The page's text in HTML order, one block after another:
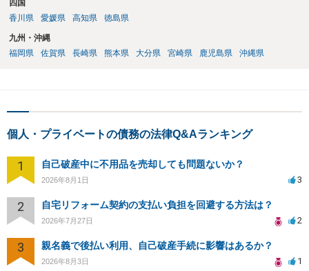
四国
香川県
愛媛県 高知県 徳島県
九州・沖縄
福岡県
佐賀県 長崎県 熊本県 大分県 宮崎県 鹿児島県 沖縄県
個人・プライベートの債務の法律Q&Aランキング
1 自己破産中に不用品を売却しても問題ないか？
2026年8月1日 3
2 自宅リフォーム契約の支払い負担を回避する方法は？
2026年7月27日 2
3 親名義で後払い利用、自己破産手続に影響はあるか？
2026年8月3日 1